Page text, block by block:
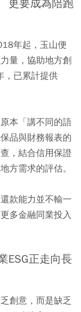
更要成為陪跑
年起，玉山便
量，協助地方創
，已累計提供
本「講不同的語
品與財務報表的
，結合信用保證
方需求的評估。
款能力並不輸一
多金融同業投入
正走向長
創意，而是缺乏